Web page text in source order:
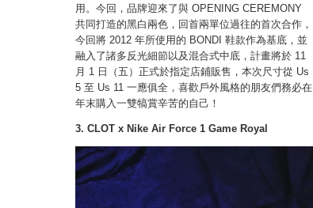
用。今回，品牌迎來了與 OPENING CEREMONY
共同打造的黑白兩色，回首兩單位過往的首次合作，
今回將 2012 年所使用的 BONDI 鞋款作為基底，並
融入了諸多反光細節以及混合式中底，計畫將於 11
月 1 日（五）正式於指定店鋪販售，本次尺寸從 Us
5 至 Us 11 一應俱全，喜歡戶外風格的朋友們務必在
年末購入一雙犒賞辛苦的自己！
3. CLOT x Nike Air Force 1 Game Royal